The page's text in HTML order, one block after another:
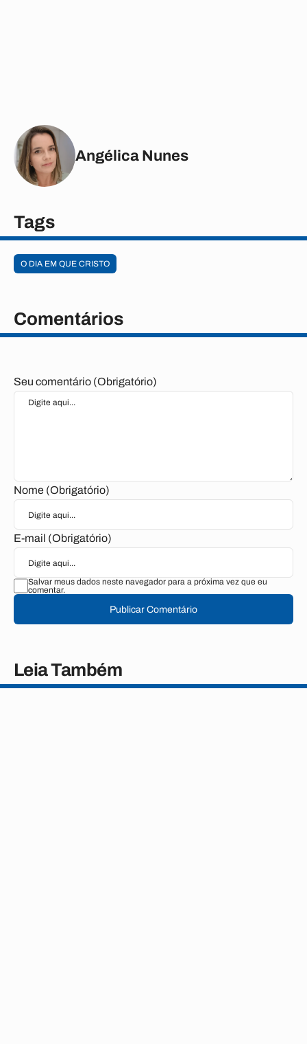
Angélica Nunes
Tags
O DIA EM QUE CRISTO
Comentários
Seu comentário (Obrigatório)
Nome (Obrigatório)
E-mail (Obrigatório)
Salvar meus dados neste navegador para a próxima vez que eu
comentar.
Publicar Comentário
Leia Também